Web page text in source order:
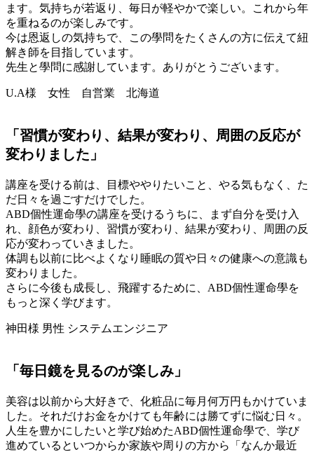
ます。気持ちが若返り、毎日が軽やかで楽しい。これから年
を重ねるのが楽しみです。
今は恩返しの気持ちで、この學問をたくさんの方に伝えて紐
解き師を目指しています。
先生と學問に感謝しています。ありがとうございます。
U.A様 女性 自営業 北海道
「習慣が変わり、結果が変わり、周囲の反応が
変わりました」
講座を受ける前は、目標ややりたいこと、やる気もなく、た
だ日々を過ごすだけでした。
ABD個性運命學の講座を受けるうちに、まず自分を受け入
れ、顔色が変わり、習慣が変わり、結果が変わり、周囲の反
応が変わっていきました。
体調も以前に比べよくなり睡眠の質や日々の健康への意識も
変わりました。
さらに今後も成長し、飛躍するために、ABD個性運命學を
もっと深く学びます。
神田様 男性 システムエンジニア
「毎日鏡を見るのが楽しみ」
美容は以前から大好きで、化粧品に毎月何万円もかけていま
した。それだけお金をかけても年齢には勝てずに悩む日々。
人生を豊かにしたいと学び始めたABD個性運命學で、学び
進めているといつからか家族や周りの方から「なんか最近